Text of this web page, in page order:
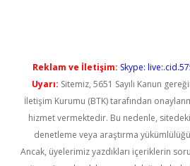
Reklam ve İletişim: Skype:
Uyarı: Sitemiz, 5651 Sayılı Kanun
İletişim Kurumu (BTK) tarafından
hizmet vermektedir. Bu nedenle,
denetleme veya araştırma
Ancak, üyelerimiz yazdıkları içeriklerin